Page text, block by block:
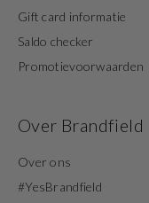
Gift card informatie
Saldo checker
Promotievoorwaarden
Over Brandfield
Over ons
#YesBrandfield